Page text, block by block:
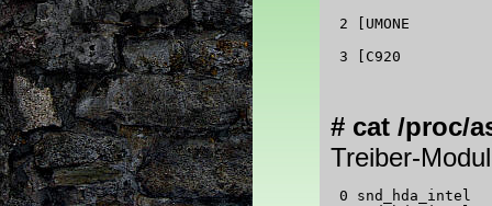
2 [UMONE
3 [C920           ]:
# cat /proc/
Treiber-
0 snd_hda_intel